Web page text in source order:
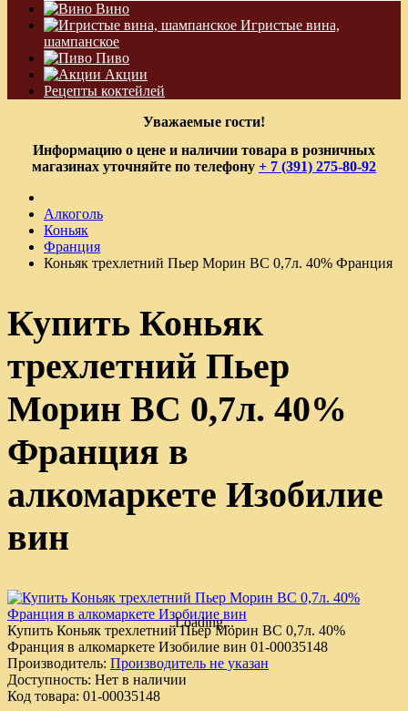
Вино
Игристые вина,
шампанское
Пиво
Акции
Рецепты коктейлей
Уважаемые гости!
Информацию о цене и наличии товара в розничных
магазинах уточняйте по телефону + 7 (391) 275-80-92
Алкоголь
Коньяк
Франция
Коньяк трехлетний Пьер Морин ВС 0,7л. 40% Франция
Купить Коньяк
трехлетний Пьер
Морин ВС 0,7л. 40%
Франция в
алкомаркете Изобилие
вин
Loading...
Купить Коньяк трехлетний Пьер Морин ВС 0,7л. 40%
Франция в алкомаркете Изобилие вин 01-00035148
Производитель: Производитель не указан
Доступность: Нет в наличии
Код товара: 01-00035148